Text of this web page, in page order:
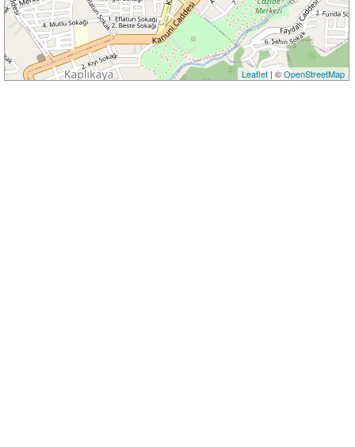
Leaflet| ©OpenStreetMap